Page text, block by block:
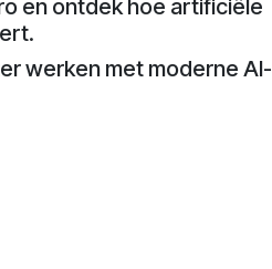
en ontdek hoe artificiële
werken met moderne AI-